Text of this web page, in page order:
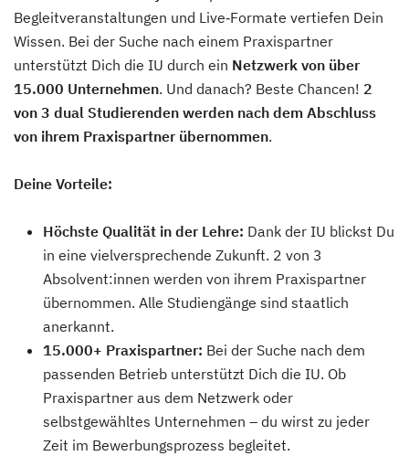
Begleitveranstaltungen und Live‑Formate vertiefen Dein
Wissen. Bei der Suche nach einem Praxispartner
unterstützt Dich die IU durch ein Netzwerk von über
15.000 Unternehmen. Und danach? Beste Chancen! 2
von 3 dual Studierenden werden nach dem Abschluss
von ihrem Praxispartner übernommen.
Deine Vorteile:
Höchste Qualität in der Lehre: Dank der IU blickst Du
in eine vielversprechende Zukunft. 2 von 3
Absolvent:innen werden von ihrem Praxispartner
übernommen. Alle Studiengänge sind staatlich
anerkannt.
15.000+ Praxispartner: Bei der Suche nach dem
passenden Betrieb unterstützt Dich die IU. Ob
Praxispartner aus dem Netzwerk oder
selbstgewähltes Unternehmen – du wirst zu jeder
Zeit im Bewerbungsprozess begleitet.